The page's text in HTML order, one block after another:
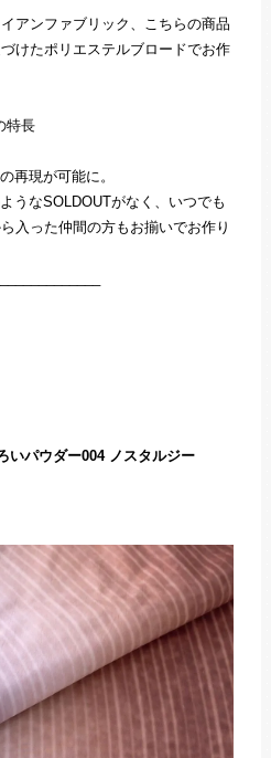
アンファブリック、こちらの商品
けたポリエステルブロードでお作
特長
再現が可能に。
うなSOLDOUTがなく、いつでも
入った仲間の方もお揃いでお作り
いパウダー004 ノスタルジー